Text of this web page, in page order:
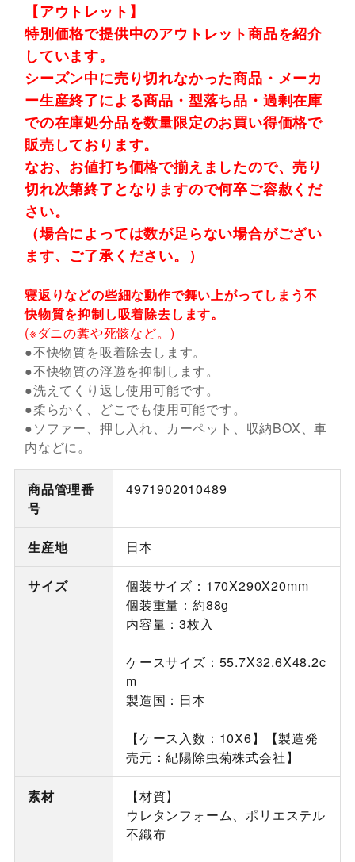
【アウトレット】
特別価格で提供中のアウトレット商品を紹介
しています。
シーズン中に売り切れなかった商品・メーカ
ー生産終了による商品・型落ち品・過剰在庫
での在庫処分品を数量限定のお買い得価格で
販売しております。
なお、お値打ち価格で揃えましたので、売り
切れ次第終了となりますので何卒ご容赦くだ
さい。
（場合によっては数が足らない場合がござい
ます、ご了承ください。）
寝返りなどの些細な動作で舞い上がってしまう不
快物質を抑制し吸着除去します。
(※ダニの糞や死骸など。)
●不快物質を吸着除去します。
●不快物質の浮遊を抑制します。
●洗えてくり返し使用可能です。
●柔らかく、どこでも使用可能です。
●ソファー、押し入れ、カーペット、収納BOX、車
内などに。
商品管理番
号
4971902010489
生産地 日本
サイズ
個装サイズ：170X290X20mm
個装重量：約88g
内容量：3枚入
ケースサイズ：55.7X32.6X48.2c
m
製造国：日本
【ケース入数：10X6】【製造発
売元：紀陽除虫菊株式会社】
素材
【材質】
ウレタンフォーム、ポリエステル
不織布